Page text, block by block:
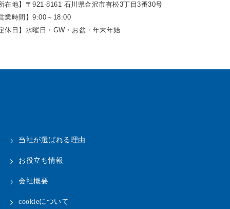
在地】〒921‐8161 石川県金沢市有松3丁目3番30号
営業時間】9:00～18:00
定休日】水曜日・GW・お盆・年末年始
当社が選ばれる理由
お役立ち情報
会社概要
cookieについて